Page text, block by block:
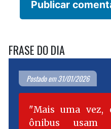
FRASE DO DIA
Postado em 31/01/2026
Mais uma vez,
ônibus usam